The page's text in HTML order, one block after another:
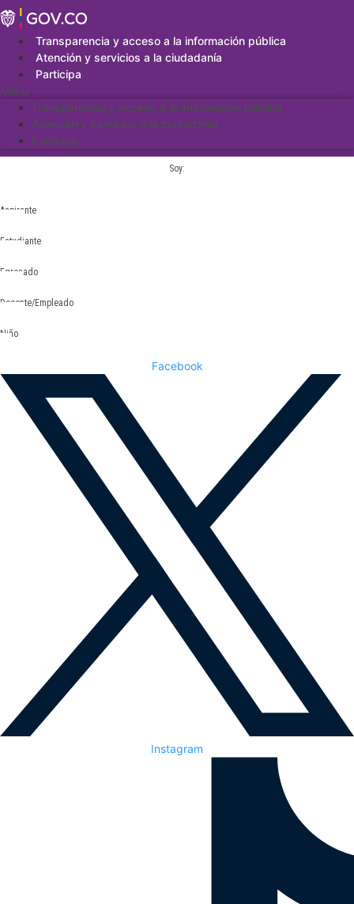
Saltar
al
contenidoTransparencia y acceso a la información pública
Atención y servicios a la ciudadanía
Participa
Menu
Transparencia y acceso a la información pública
Atención y servicios a la ciudadanía
Participa
Soy:
Aspirante
Estudiante
Egresado
Docente/Empleado
Niño
Facebook
Instagram